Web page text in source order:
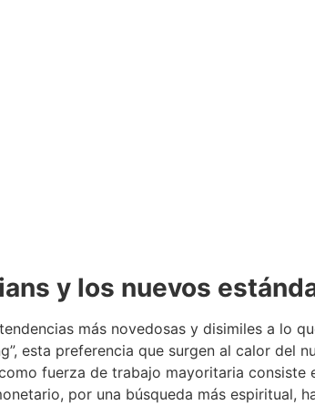
y los nuevos
más novedosas y disimiles a lo
esta preferencia que surgen al calor del
fuerza de trabajo mayoritaria
por una búsqueda más espiritual,